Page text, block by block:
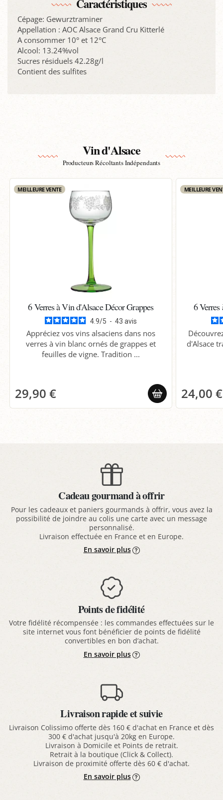
Caractéristiques
Cépage: Gewurztraminer
Appellation : AOC Alsace Grand Cru Kitterlé
A consommer 10° et 12°C
Alcool: 13.24%vol
Sucres résiduels 42.28g/l
Contient des sulfites
Vin d'Alsace
Producteurs Récoltants Indépendants
MEILLEURE VENTE
6 Verres à Vin d'Alsace Décor Grappes
4.9/5 - 43 avis
Appréciez vos vins alsaciens dans nos
verres à vin blanc ornés de grappes et
feuilles de vigne. Tradition ...
29,90 €
MEILLEURE
6
d'Alsace
24,00 €
Cadeau gourmand à offrir
Pour les cadeaux et paniers gourmands à offrir, vous avez la
possibilité de joindre au colis une carte avec un message
personnalisé.
Livraison effectuée en France et en Europe.
En savoir plus
Points de fidélité
Votre fidélité récompensée : les commandes effectuées sur le
site internet vous font bénéficier de points de fidélité
convertibles en bon d’achat.
En savoir plus
Livraison rapide et suivie
Livraison Colissimo offerte dès 160 € d'achat en France et dès
300 € d'achat jusqu'à 20kg en Europe.
Livraison à Domicile et Points de retrait.
Retrait à la boutique (Click & Collect).
Livraison de proximité offerte dès 60 € d'achat.
En savoir plus